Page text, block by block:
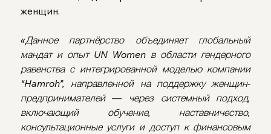
женщин.
«Данное партнёрство объединяет глобальный
мандат и опыт UN Women в области гендерного
равенства с интегрированной моделью компании
“Hamroh”, направленной на поддержку женщин-
предпринимателей — через системный подход,
включающий обучение, наставничество,
консультационные услуги и доступ к финансовым